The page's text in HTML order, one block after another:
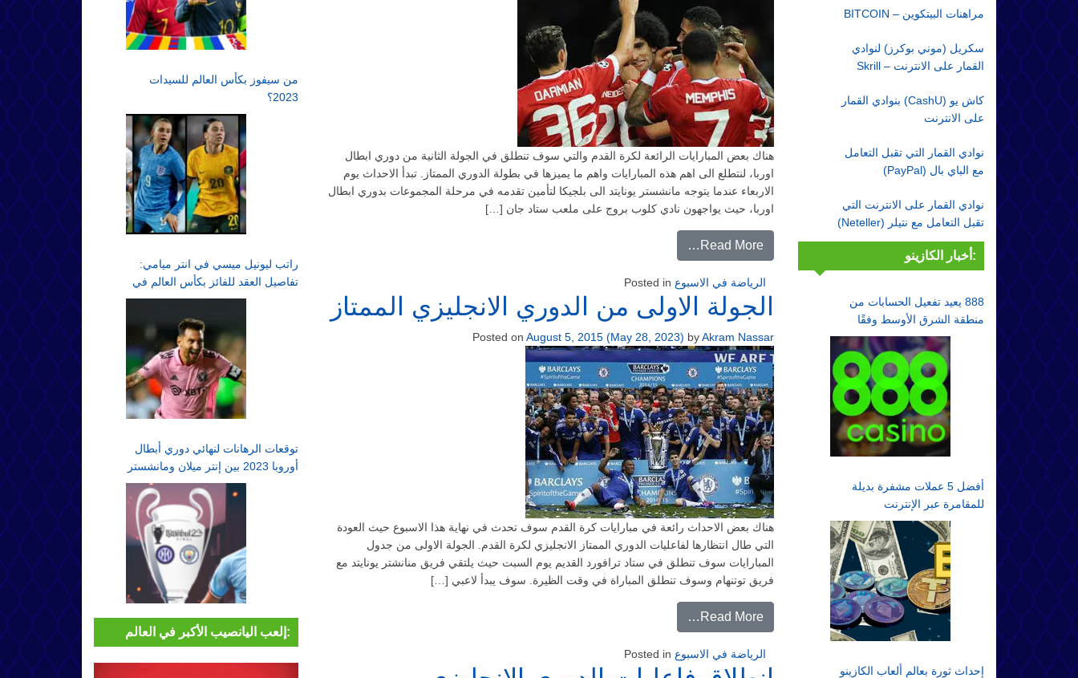
من سيفوز بكأس العالم للسيدات
2023؟
راتب ليونيل ميسي في انتر ميامي:
تفاصيل العقد للفائز بكأس العالم في
الدوري الأمريكي لكرة القدم
توقعات الرهانات لنهائي دوري أبطال
أوروبا 2023 بين إنتر ميلان ومانشستر
سيتي في اسطنبول
إلعب اليانصيب الأكبر في العالم:
هناك بعض المبارايات الرائعة لكرة القدم والتي سوف تنطلق في الجولة الثانية من دوري ابطال
اوربا، لنتطلع الى اهم هذه المبارايات واهم ما يميزها في بطولة الدوري الممتاز. تبدأ الاحداث يوم
الاربعاء عندما يتوجه مانشستر يونايتد الى بلجيكا لتأمين تقدمه في مرحلة المجموعات بدوري ابطال
اوربا، حيث يواجهون نادي كلوب بروج على ملعب ستاد جان […]
Read More…
Posted in الرياضة في الاسبوع
الجولة الاولى من الدوري الانجليزي الممتاز
Posted on August 5, 2015(May 28, 2023) byAkram Nassar
هناك بعض الاحداث رائعة في مبارايات كرة القدم سوف تحدث في نهاية هذا الاسبوع حيث العودة
التي طال انتظارها لفاعليات الدوري الممتاز الانجليزي لكرة القدم. الجولة الاولى من جدول
المبارايات سوف تنطلق في ستاد ترافورد القديم يوم السبت حيث يلتقي فريق منانشتر يونايتد مع
فريق توتنهام وسوف تنطلق المباراة في وقت الظيرة. سوف يبدأ لاعبي […]
Read More…
Posted in الرياضة في الاسبوع
مراهنات البيتكوين – BITCOIN
سكريل (موني بوكرز) لنوادي
القمار على الانترنت – Skrill
كاش يو (CashU) بنوادي القمار
على الانترنت
نوادي القمار التي تقبل التعامل
مع الباي بال (PayPal)
نوادي القمار على الانترنت التي
تقبل التعامل مع نتيلر (Neteller)
أخبار الكازينو:
888 يعيد تفعيل الحسابات من
منطقة الشرق الأوسط وفقًا
لقواعد الامتثال
أفضل 5 عملات مشفرة بديلة
للمقامرة عبر الإنترنت
إحداث ثورة بعالم ألعاب الكازينو